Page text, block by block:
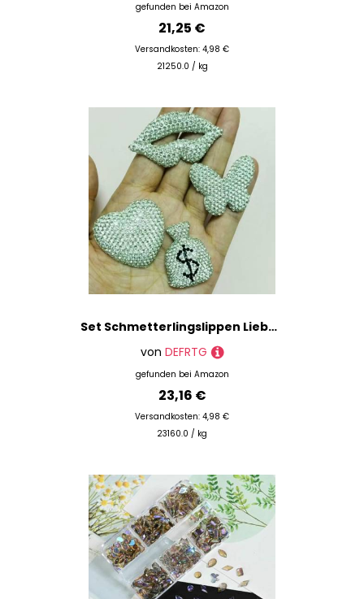
gefunden bei Amazon
21,25 €
Versandkosten: 4,98 €
21250.0 / kg
Set Schmetterlingslippen Liebe Goodluck Worte Brett Kirschstern Dekorationen Junk Phone Case Haarnadel Zubehör DIY Handarbeit Charms-9
von DEFRTG
gefunden bei Amazon
23,16 €
Versandkosten: 4,98 €
23160.0 / kg